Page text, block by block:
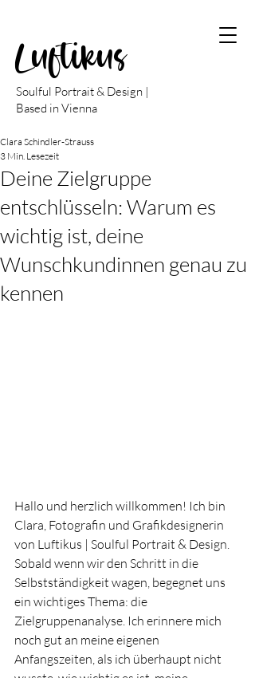
Luftikus
Soulful Portrait & Design |
Based in Vienna
Deine Zielgruppe
entschlüsseln: Warum es
wichtig ist, deine
Wunschkundinnen genau zu
kennen
Clara Schindler-Strauss
3 Min. Lesezeit
Hallo und herzlich willkommen! Ich bin
Clara, Fotografin und Grafikdesignerin
von Luftikus | Soulful Portrait & Design.
Sobald wenn wir den Schritt in die
Selbstständigkeit wagen, begegnet uns
ein wichtiges Thema: die
Zielgruppenanalyse. Ich erinnere mich
noch gut an meine eigenen
Anfangszeiten, als ich überhaupt nicht